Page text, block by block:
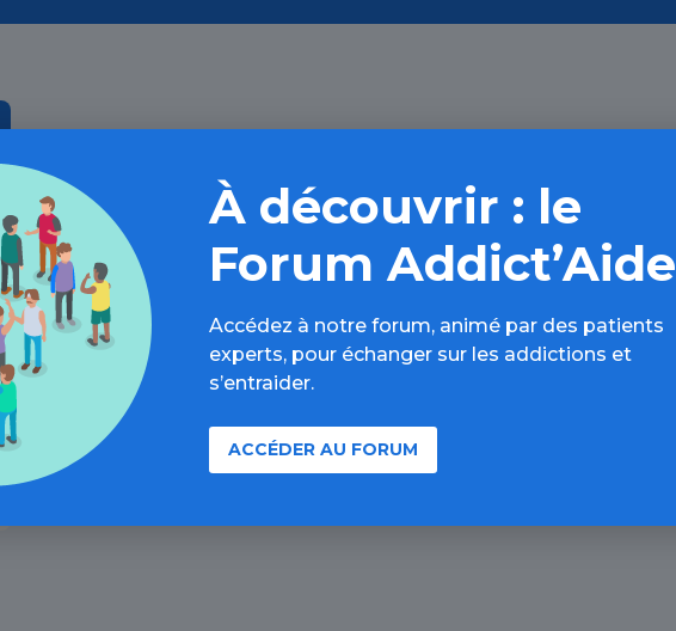
À découvrir : le
Forum Addict’Aide
Accédez à notre forum, animé par des patients
experts, pour échanger sur les addictions et
s’entraider.
ACCÉDER AU FORUM